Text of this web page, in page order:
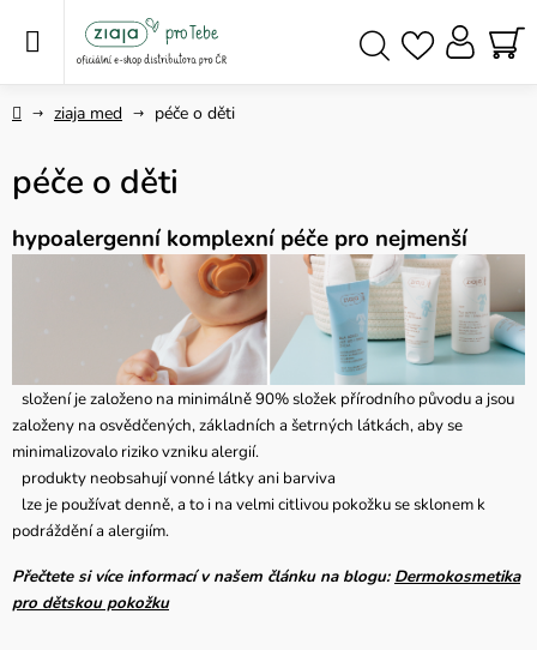
Domůziaja med péče o děti
péče o děti
hypoalergenní komplexní péče pro nejmenší
složení je založeno na minimálně 90% složek přírodního původu a jsou
založeny na osvědčených, základních a šetrných látkách, aby se
minimalizovalo riziko vzniku alergií.
produkty neobsahují vonné látky ani barviva
lze je používat denně, a to i na velmi citlivou pokožku se sklonem k
podráždění a alergiím.
Přečtete si více informací v našem článku na blogu: Dermokosmetika
pro dětskou pokožku